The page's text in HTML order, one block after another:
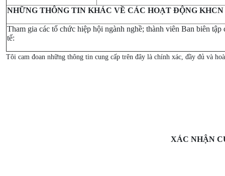
NHỮNG THÔNG TIN KHÁC VỀ CÁC HOẠT ĐỘNG KHCN
Tham gia các tổ chức hiệp hội ngành nghề; thành viên Ban biên
tế:
Tôi cam đoan những thông tin cung cấp trên đây là chính xác, đầy đủ và
XÁC NHẬN